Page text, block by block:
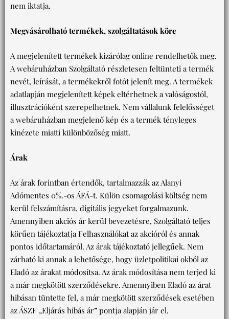
nem iktatja.
Megvásárolható termékek, szolgáltatások köre
A megjelenített termékek kizárólag online rendelhetők meg.
A webáruházban Szolgáltató részletesen feltünteti a termék
nevét, leírását, a termékekről fotót jelenít meg. A termékek
adatlapján megjelenített képek eltérhetnek a valóságostól,
illusztrációként szerepelhetnek. Nem vállalunk felelősséget
a webáruházban megjelenő kép és a termék tényleges
kinézete miatti különbözőség miatt.
Árak
Az árak forintban értendők, tartalmazzák az Alanyi
Adómentes 0%.-os ÁFÁ-t. Külön csomagolási költség nem
kerül felszámításra, digitális jegyeket forgalmazunk.
Amennyiben akciós ár kerül bevezetésre, Szolgáltató teljes
körűen tájékoztatja Felhasználókat az akcióról és annak
pontos időtartamáról. Az árak tájékoztató jellegűek. Nem
zárható ki annak a lehetősége, hogy üzletpolitikai okból az
Eladó az árakat módosítsa. Az árak módosítása nem terjed ki
a már megkötött szerződésekre. Amennyiben Eladó az árat
hibásan tüntette fel, a már megkötött szerződések esetében
az ÁSZF „Eljárás hibás ár” pontja alapján jár el.